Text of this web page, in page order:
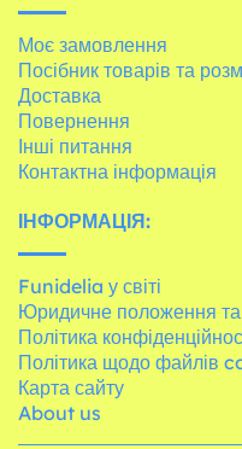
Моє замовлення
Посібник товарів та
Доставка
Повернення
Інші питання
Контактна інформація
ІНФОРМАЦІЯ:
Funidelia у світі
Юридичне положення
Політика
Політика щодо файлів
Карта сайту
About us